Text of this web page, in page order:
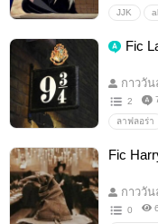
JJK
Fic
กาววัน
2
ลาฟลอร่า
Fic
กาววัน
0